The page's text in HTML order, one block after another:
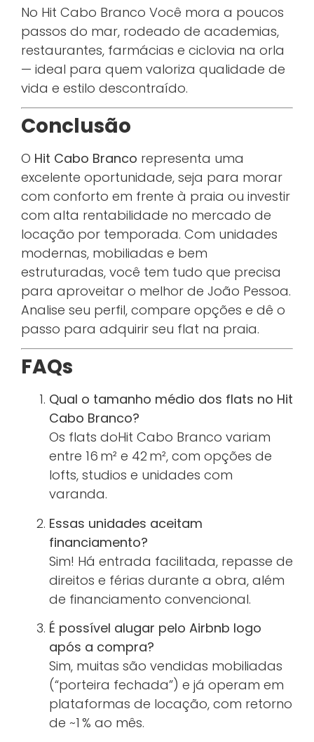
No Hit Cabo Branco Você mora a poucos
passos do mar, rodeado de academias,
restaurantes, farmácias e ciclovia na orla
— ideal para quem valoriza qualidade de
vida e estilo descontraído.
Conclusão
O Hit Cabo Branco representa uma
excelente oportunidade, seja para morar
com conforto em frente à praia ou investir
com alta rentabilidade no mercado de
locação por temporada. Com unidades
modernas, mobiliadas e bem
estruturadas, você tem tudo que precisa
para aproveitar o melhor de João Pessoa.
Analise seu perfil, compare opções e dê o
passo para adquirir seu flat na praia.
FAQs
Qual o tamanho médio dos flats no Hit
Cabo Branco?
Os flats doHit Cabo Branco variam
entre 16 m² e 42 m², com opções de
lofts, studios e unidades com
varanda.
Essas unidades aceitam
financiamento?
Sim! Há entrada facilitada, repasse de
direitos e férias durante a obra, além
de financiamento convencional.
É possível alugar pelo Airbnb logo
após a compra?
Sim, muitas são vendidas mobiliadas
(“porteira fechada”) e já operam em
plataformas de locação, com retorno
de ~1 % ao mês.